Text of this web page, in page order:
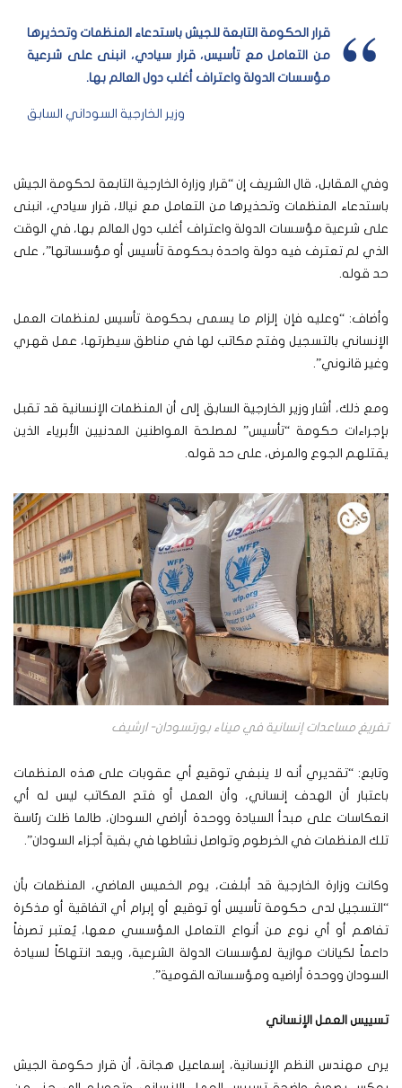
قرار الحكومة التابعة للجيش باستدعاء المنظمات وتحذيرها
من التعامل مع تأسيس، قرار سيادي، انبنى على شرعية
مؤسسات الدولة واعتراف أغلب دول العالم بها.
وزير الخارجية السوداني السابق
وفي المقابل، قال الشريف إن “قرار وزارة الخارجية التابعة لحكومة الجيش
باستدعاء المنظمات وتحذيرها من التعامل مع نيالا، قرار سيادي، انبنى
على شرعية مؤسسات الدولة واعتراف أغلب دول العالم بها، في الوقت
الذي لم تعترف فيه دولة واحدة بحكومة تأسيس أو مؤسساتها”، على
حد قوله.
وأضاف: “وعليه فإن إلزام ما يسمى بحكومة تأسيس لمنظمات العمل
الإنساني بالتسجيل وفتح مكاتب لها في مناطق سيطرتها، عمل قهري
وغير قانوني”.
ومع ذلك، أشار وزير الخارجية السابق إلى أن المنظمات الإنسانية قد تقبل
بإجراءات حكومة “تأسيس” لمصلحة المواطنين المدنيين الأبرياء الذين
يقتلهم الجوع والمرض، على حد قوله.
تفريغ مساعدات إنسانية في ميناء بورتسودان- ارشيف
وتابع: “تقديري أنه لا ينبغي توقيع أي عقوبات على هذه المنظمات
باعتبار أن الهدف إنساني، وأن العمل أو فتح المكاتب ليس له أي
انعكاسات على مبدأ السيادة ووحدة أراضي السودان، طالما ظلت رئاسة
تلك المنظمات في الخرطوم وتواصل نشاطها في بقية أجزاء السودان”.
وكانت وزارة الخارجية قد أبلغت، يوم الخميس الماضي، المنظمات بأن
“التسجيل لدى حكومة تأسيس أو توقيع أو إبرام أي اتفاقية أو مذكرة
تفاهم أو أي نوع من أنواع التعامل المؤسسي معها، يُعتبر تصرفاً
داعماً لكيانات موازية لمؤسسات الدولة الشرعية، ويعد انتهاكاً لسيادة
السودان ووحدة أراضيه ومؤسساته القومية”.
تسييس العمل الإنساني
يرى مهندس النظم الإنسانية، إسماعيل هجانة، أن قرار حكومة الجيش